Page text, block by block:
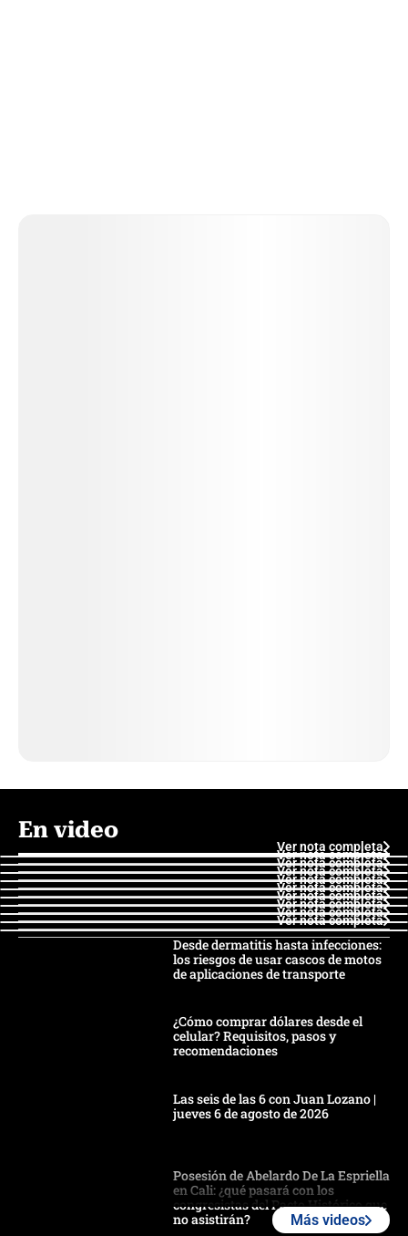
En video
Ver nota completa
Ver nota completa
Ver nota completa
Ver nota completa
Ver nota completa
Ver nota completa
Ver nota completa
Ver nota completa
Ver nota completa
Ver nota completa
Desde dermatitis hasta infecciones:
los riesgos de usar cascos de motos
de aplicaciones de transporte
¿Cómo comprar dólares desde el
celular? Requisitos, pasos y
recomendaciones
Las seis de las 6 con Juan Lozano |
jueves 6 de agosto de 2026
Posesión de Abelardo De La Espriella
en Cali: ¿qué pasará con los
congresistas del Pacto Histórico que
no asistirán?
Más videos